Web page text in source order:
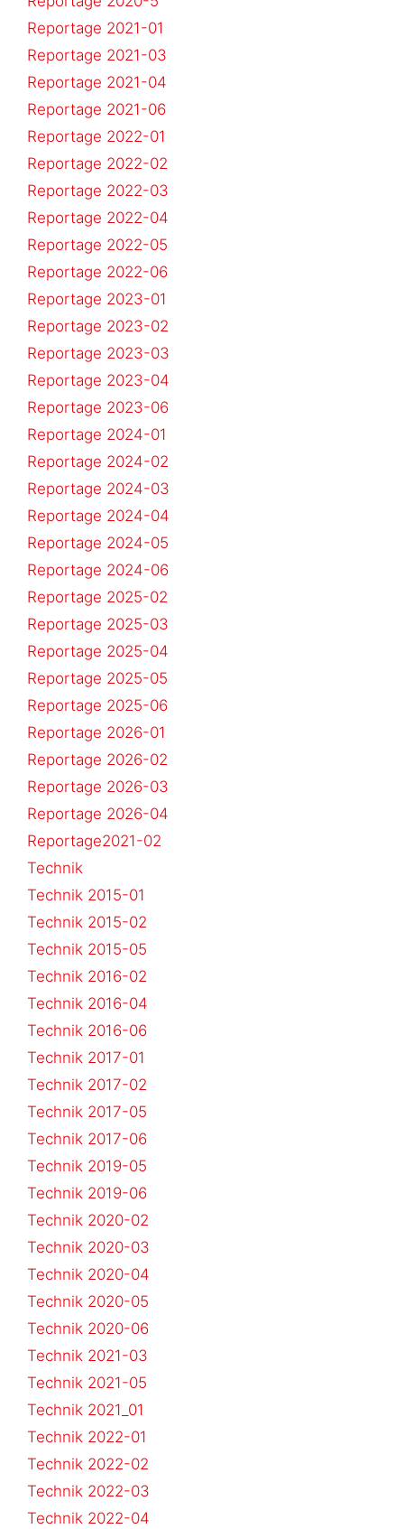
Reportage 2021-01
Reportage 2021-03
Reportage 2021-04
Reportage 2021-06
Reportage 2022-01
Reportage 2022-02
Reportage 2022-03
Reportage 2022-04
Reportage 2022-05
Reportage 2022-06
Reportage 2023-01
Reportage 2023-02
Reportage 2023-03
Reportage 2023-04
Reportage 2023-06
Reportage 2024-01
Reportage 2024-02
Reportage 2024-03
Reportage 2024-04
Reportage 2024-05
Reportage 2024-06
Reportage 2025-02
Reportage 2025-03
Reportage 2025-04
Reportage 2025-05
Reportage 2025-06
Reportage 2026-01
Reportage 2026-02
Reportage 2026-03
Reportage 2026-04
Reportage2021-02
Technik
Technik 2015-01
Technik 2015-02
Technik 2015-05
Technik 2016-02
Technik 2016-04
Technik 2016-06
Technik 2017-01
Technik 2017-02
Technik 2017-05
Technik 2017-06
Technik 2019-05
Technik 2019-06
Technik 2020-02
Technik 2020-03
Technik 2020-04
Technik 2020-05
Technik 2020-06
Technik 2021-03
Technik 2021-05
Technik 2021_01
Technik 2022-01
Technik 2022-02
Technik 2022-03
Technik 2022-04